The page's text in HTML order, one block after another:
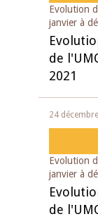
Evolution
janvier à
de
2021
24
Evolution
janvier à
de